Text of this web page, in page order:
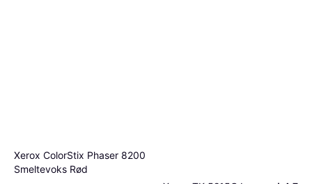
Xerox ColorStix Phaser 8200
Smeltevoks Rød